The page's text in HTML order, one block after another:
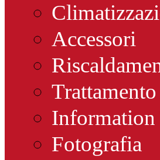
Accessori
Information
Fotografia